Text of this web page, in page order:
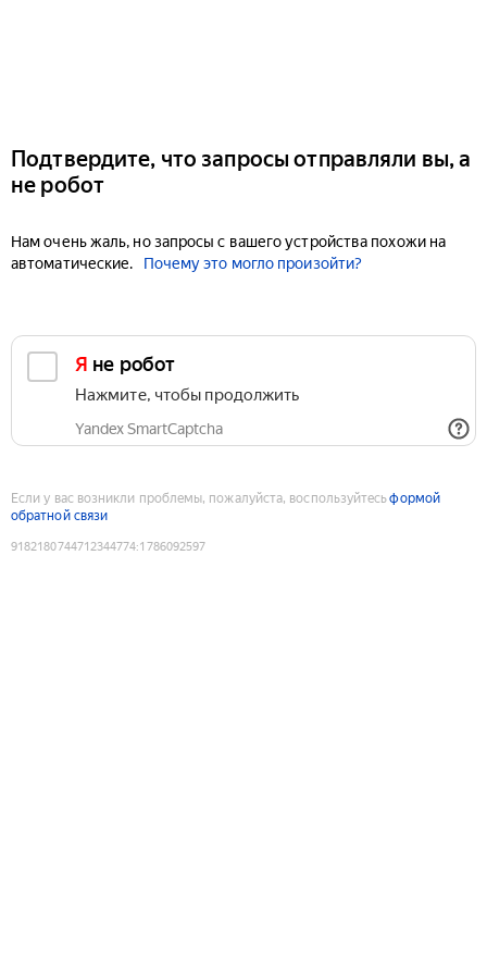
Подтвердите, что запросы отправляли вы, а
не робот
Нам очень жаль, но запросы с вашего устройства похожи на
автоматические.
Почему это могло произойти?
Я не робот
Нажмите, чтобы продолжить
Yandex SmartCaptcha
Если у вас возникли проблемы, пожалуйста, воспользуйтесьформой
обратной связи
9182180744712344774:1786092597